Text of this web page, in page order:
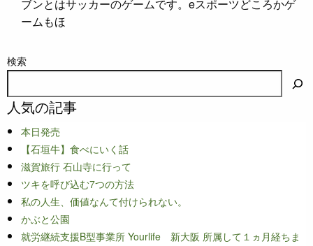
ブンとはサッカーのゲームです。eスポーツどころかゲ
ームもほ
検索
人気の記事
本日発売
【石垣牛】食べにいく話
滋賀旅行 石山寺に行って
ツキを呼び込む7つの方法
私の人生、価値なんて付けられない。
かぶと公園
就労継続支援B型事業所 Yourlife 新大阪 所属して１ヵ月経ちま